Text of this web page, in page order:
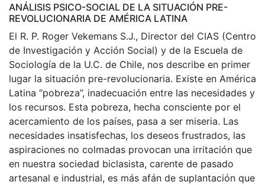
ANÁLISIS PSICO-SOCIAL DE LA SITUACIÓN PRE-
REVOLUCIONARIA DE AMÉRICA LATINA
El R. P. Roger Vekemans S.J., Director del CIAS (Centro
de Investigación y Acción Social) y de la Escuela de
Sociología de la U.C. de Chile, nos describe en primer
lugar la situación pre-revolucionaria. Existe en América
Latina “pobreza”, inadecuación entre las necesidades y
los recursos. Esta pobreza, hecha consciente por el
acercamiento de los países, pasa a ser miseria. Las
necesidades insatisfechas, los deseos frustrados, las
aspiraciones no colmadas provocan una irritación que
en nuestra sociedad biclasista, carente de pasado
artesanal e industrial, es más afán de suplantación que